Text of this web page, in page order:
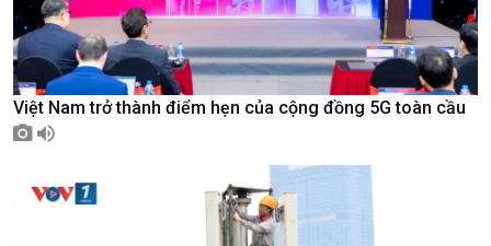
Thời sự 21h30
Bản tin
Chuyên mục
Theo dòng Thời sự
Chính trị
Thế giới
Tin thế giới
Việt Nam trở thành điểm hẹn của cộng đồng 5G toàn cầu